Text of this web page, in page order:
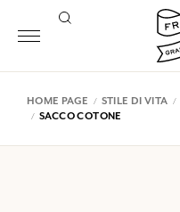
HOME PAGE STILE DI VITA
SACCO COTONE